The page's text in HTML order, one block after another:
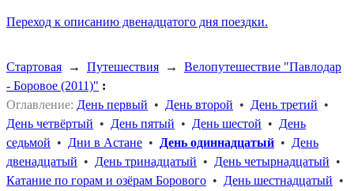
Переход к описанию двенадцатого дня поездки.
Стартовая → Путешествия → Велопутешествие "Павлодар
- Боровое (2011)" :
Оглавление: День первый • День второй • День третий •
День четвёртый • День пятый • День шестой • День
седьмой • Дни в Астане • День одиннадцатый • День
двенадцатый • День тринадцатый • День четырнадцатый •
Катание по горам и озёрам Борового • День шестнадцатый •